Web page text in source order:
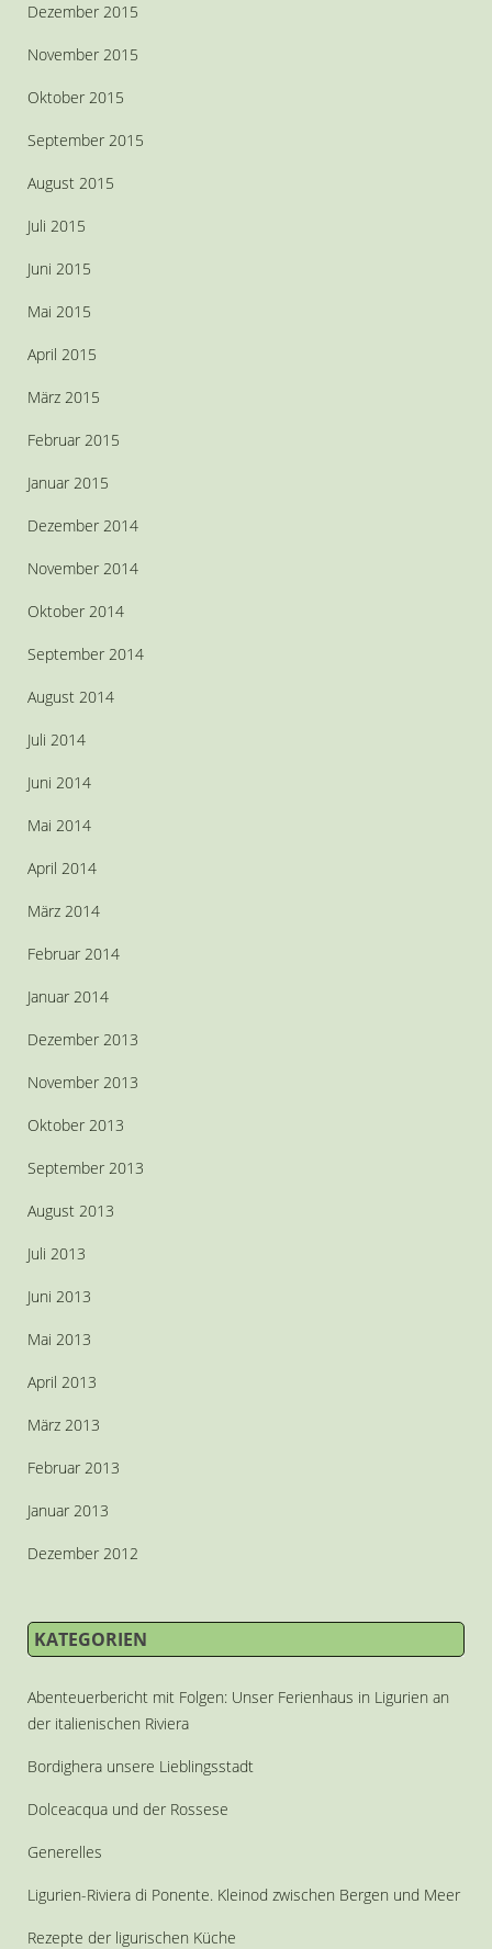
Dezember 2015
November 2015
Oktober 2015
September 2015
August 2015
Juli 2015
Juni 2015
Mai 2015
April 2015
März 2015
Februar 2015
Januar 2015
Dezember 2014
November 2014
Oktober 2014
September 2014
August 2014
Juli 2014
Juni 2014
Mai 2014
April 2014
März 2014
Februar 2014
Januar 2014
Dezember 2013
November 2013
Oktober 2013
September 2013
August 2013
Juli 2013
Juni 2013
Mai 2013
April 2013
März 2013
Februar 2013
Januar 2013
Dezember 2012
KATEGORIEN
Abenteuerbericht mit Folgen: Unser Ferienhaus in Ligurien an
der italienischen Riviera
Bordighera unsere Lieblingsstadt
Dolceacqua und der Rossese
Generelles
Ligurien-Riviera di Ponente. Kleinod zwischen Bergen und Meer
Rezepte der ligurischen Küche